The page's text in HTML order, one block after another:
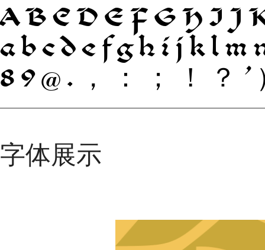
89@.，：；！
字体展示